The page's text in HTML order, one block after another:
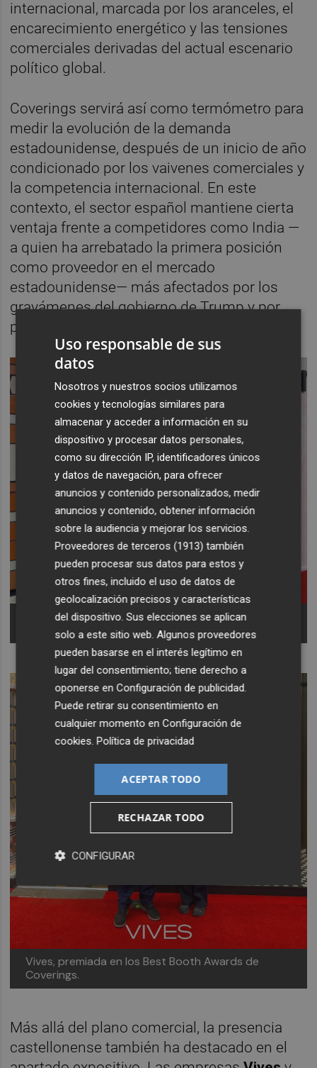
internacional, marcada por los aranceles, el
encarecimiento energético y las tensiones
comerciales derivadas del actual escenario
político global.
Coverings servirá así como termómetro para
medir la evolución de la demanda
estadounidense, después de un inicio de año
condicionado por los vaivenes comerciales y
la competencia internacional. En este
contexto, el sector español mantiene cierta
ventaja frente a competidores como India —
a quien ha arrebatado la primera posición
como proveedor en el mercado
estadounidense— más afectados por los
gravámenes del gobierno de Trump y por
problemas energéticos en su producción.
Decocer, premiada en los Best Booth Awards de
Coverings.
Vives, premiada en los Best Booth Awards de
Coverings.
Más allá del plano comercial, la presencia
castellonense también ha destacado en el
Uso responsable de sus
datos
Nosotros y nuestros socios utilizamos
cookies y tecnologías similares para
almacenar y acceder a información en su
dispositivo y procesar datos personales,
como su dirección IP, identificadores únicos
y datos de navegación, para ofrecer
anuncios y contenido personalizados, medir
anuncios y contenido, obtener información
sobre la audiencia y mejorar los servicios.
Proveedores de terceros (1913) también
pueden procesar sus datos para estos y
otros fines, incluido el uso de datos de
geolocalización precisos y características
del dispositivo. Sus elecciones se aplican
solo a este sitio web. Algunos proveedores
pueden basarse en el interés legítimo en
lugar del consentimiento; tiene derecho a
oponerse enConfiguración de publicidad
Puede retirar su consentimiento en
cualquier momento enConfiguración de
cookies .Política de privacidad
ACEPTAR TODO
RECHAZAR TODO
CONFIGURAR